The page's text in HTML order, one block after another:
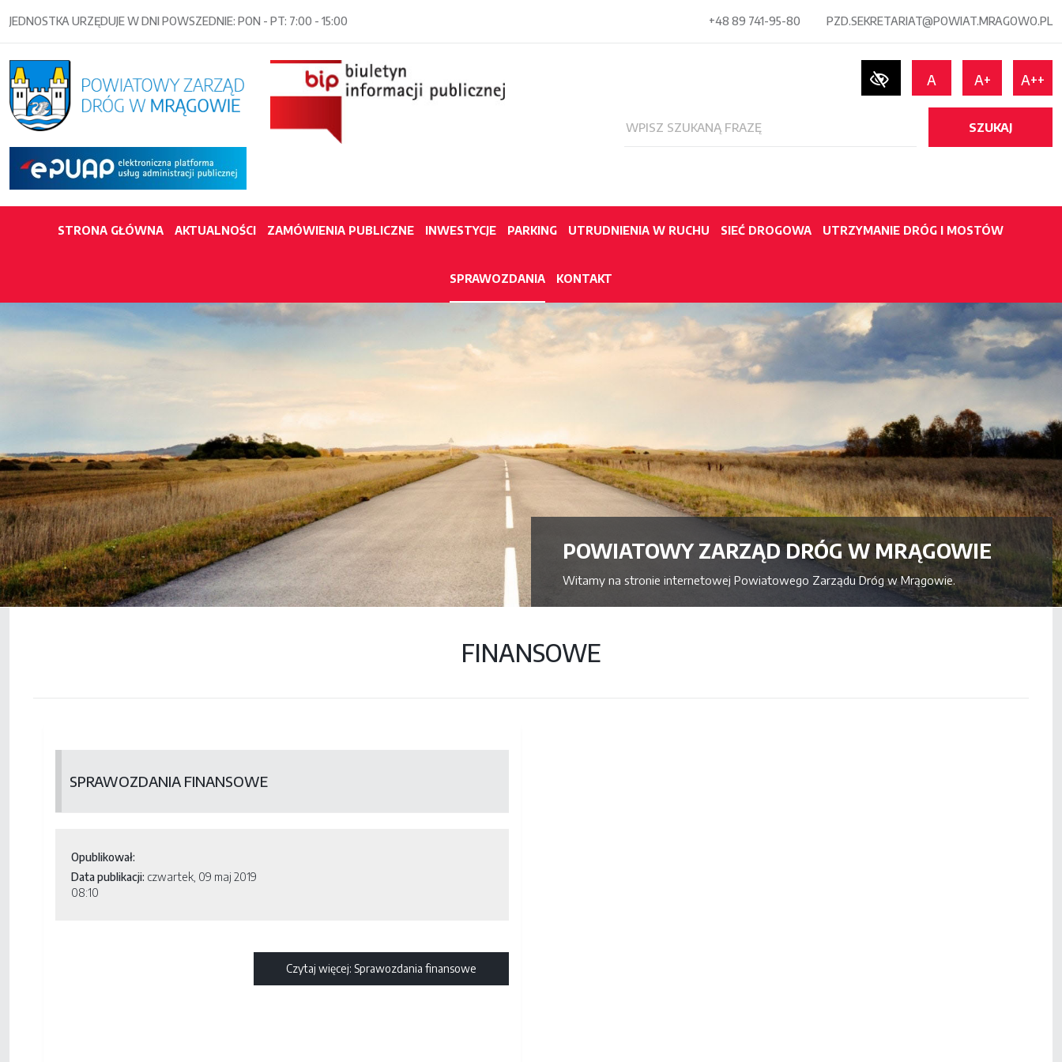
JEDNOSTKA URZĘDUJE W DNI POWSZEDNIE: PON - PT: 7:00 - 15:00 +48 89 741-95-80 PZD.SEKRETARIAT@POWIAT.MRAGOWO.PL
A A+ A++
SZUKAJ
STRONA GŁÓWNA AKTUALNOŚCI ZAMÓWIENIA PUBLICZNE INWESTYCJE PARKING UTRUDNIENIA W RUCHU SIEĆ DROGOWA UTRZYMANIE DRÓG I MOSTÓW
SPRAWOZDANIA KONTAKT
POWIATOWY ZARZĄD DRÓG W MRĄGOWIE
Witamy na stronie internetowej Powiatowego Zarządu Dróg w Mrągowie.
FINANSOWE
SPRAWOZDANIA FINANSOWE
Opublikował:
Data publikacji: czwartek, 09 maj 2019
08:10
Czytaj więcej: Sprawozdania finansowe